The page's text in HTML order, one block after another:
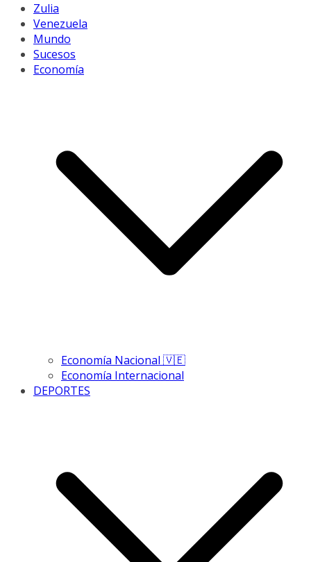
Zulia
Venezuela
Mundo
Sucesos
Economía
Economía Nacional 🇻🇪
Economía Internacional
DEPORTES